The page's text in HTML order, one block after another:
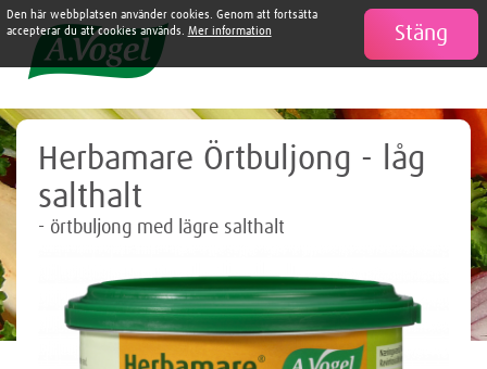

Herbamare Örtbuljong - låg
salthalt
- örtbuljong med lägre salthalt
Stäng
Den här webbplatsen använder cookies. Genom att fortsätta
accepterar du att cookies används. Mer information